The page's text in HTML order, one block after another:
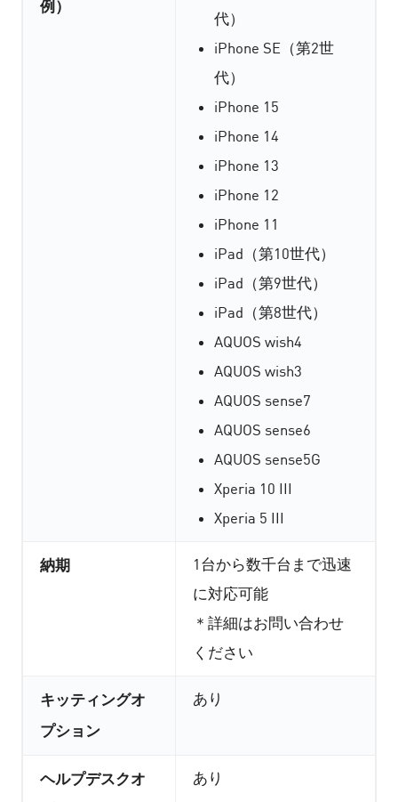
例）
代）
iPhone SE（第2世
代）
iPhone 15
iPhone 14
iPhone 13
iPhone 12
iPhone 11
iPad（第10世代）
iPad（第9世代）
iPad（第8世代）
AQUOS wish4
AQUOS wish3
AQUOS sense7
AQUOS sense6
AQUOS sense5G
Xperia 10 III
Xperia 5 III
納期
1台から数千台まで迅速
に対応可能
＊詳細はお問い合わせ
ください
キッティングオ
プション
あり
ヘルプデスクオ あり